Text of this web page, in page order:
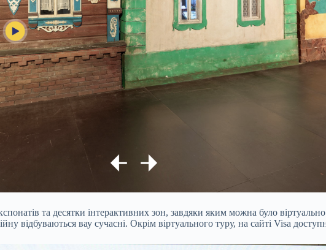
та десятки інтерактивних зон, завдяки яким можна було
відбуваються вау сучасні. Окрім віртуального туру, на сайті Visa